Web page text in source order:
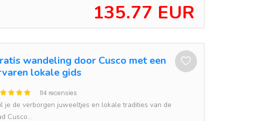
135.77 EUR
wandeling door Cusco met een
lokale gids
114 recensies
je de verborgen juweeltjes en lokale tradities van de
Cusco...